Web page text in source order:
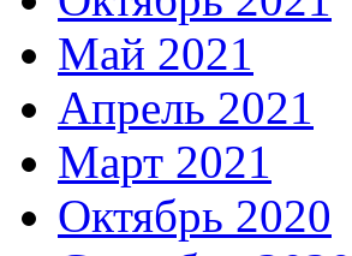
Май 2021
Апрель 2021
Март 2021
Октябрь 2020